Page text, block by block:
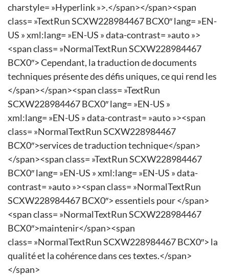
charstyle= »Hyperlink »>.</span></span><span
class= »TextRun SCXW228984467 BCX0″ lang= »EN-
US » xml:lang= »EN-US » data-contrast= »auto »>
<span class= »NormalTextRun SCXW228984467
BCX0″> Cependant, la traduction de documents
techniques présente des défis uniques, ce qui rend les
</span></span><span class= »TextRun
SCXW228984467 BCX0″ lang= »EN-US »
xml:lang= »EN-US » data-contrast= »auto »><span
class= »NormalTextRun SCXW228984467
BCX0″>services de traduction technique</span>
</span><span class= »TextRun SCXW228984467
BCX0″ lang= »EN-US » xml:lang= »EN-US » data-
contrast= »auto »><span class= »NormalTextRun
SCXW228984467 BCX0″> essentiels pour </span>
<span class= »NormalTextRun SCXW228984467
BCX0″>maintenir</span><span
class= »NormalTextRun SCXW228984467 BCX0″> la
qualité et la cohérence dans ces textes.</span>
</span>